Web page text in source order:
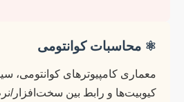
⚛️ محاسبات کوانتومی
معماری کامپیوترهای کوانتومی،
کیوبیت‌ها و رابط بین سخت‌افزار/